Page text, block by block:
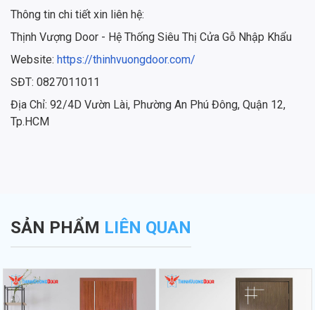
Thông tin chi tiết xin liên hệ:
Thịnh Vượng Door - Hệ Thống Siêu Thị Cửa Gỗ Nhập Khẩu
Website: https://thinhvuongdoor.com/
SĐT: 0827011011
Địa Chỉ: 92/4D Vườn Lài, Phường An Phú Đông, Quận 12,
Tp.HCM
SẢN PHẨM LIÊN QUAN